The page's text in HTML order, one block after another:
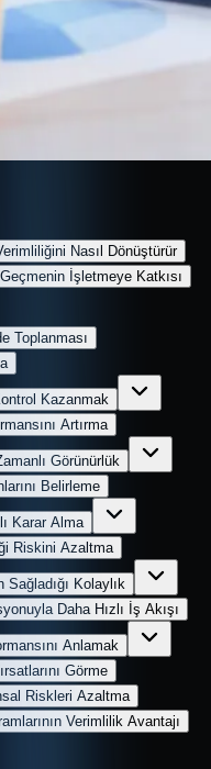
Nasıl Dönüştürür
İşletmeye Katkısı
Toplanması
Kazanmak
Artırma
Görünürlük
Belirleme
Karar Alma
Riskini Azaltma
Kolaylık
Daha Hızlı İş Akışı
Anlamak
Görme
Riskleri Azaltma
Verimlilik Avantajı